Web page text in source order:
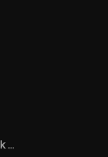
...